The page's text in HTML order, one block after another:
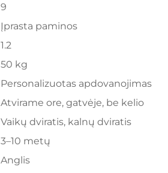
9
Įprasta paminos
1.2
50 kg
Personalizuotas apdovanojimas
Atvirame ore, gatvėje, be kelio
Vaikų dviratis, kalnų dviratis
3–10 metų
Anglis